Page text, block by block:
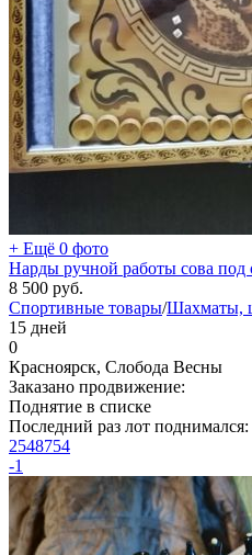
+ Ещё 0 фото
Нарды ручной работы сова под
8 500 руб.
Спортивные товары/Шахматы,
15 дней
0
Красноярск, Слобода Весны
Заказано продвижение:
Поднятие в списке
Последний раз лот поднимался:
2548754
-1